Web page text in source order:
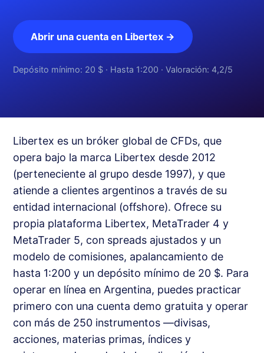
Abrir una cuenta en Libertex →
Depósito mínimo: 20 $ · Hasta 1:200 · Valoración: 4,2/5
Libertex es un bróker global de CFDs, que
opera bajo la marca Libertex desde 2012
(perteneciente al grupo desde 1997), y que
atiende a clientes argentinos a través de su
entidad internacional (offshore). Ofrece su
propia plataforma Libertex, MetaTrader 4 y
MetaTrader 5, con spreads ajustados y un
modelo de comisiones, apalancamiento de
hasta 1:200 y un depósito mínimo de 20 $. Para
operar en línea en Argentina, puedes practicar
primero con una cuenta demo gratuita y operar
con más de 250 instrumentos —divisas,
acciones, materias primas, índices y